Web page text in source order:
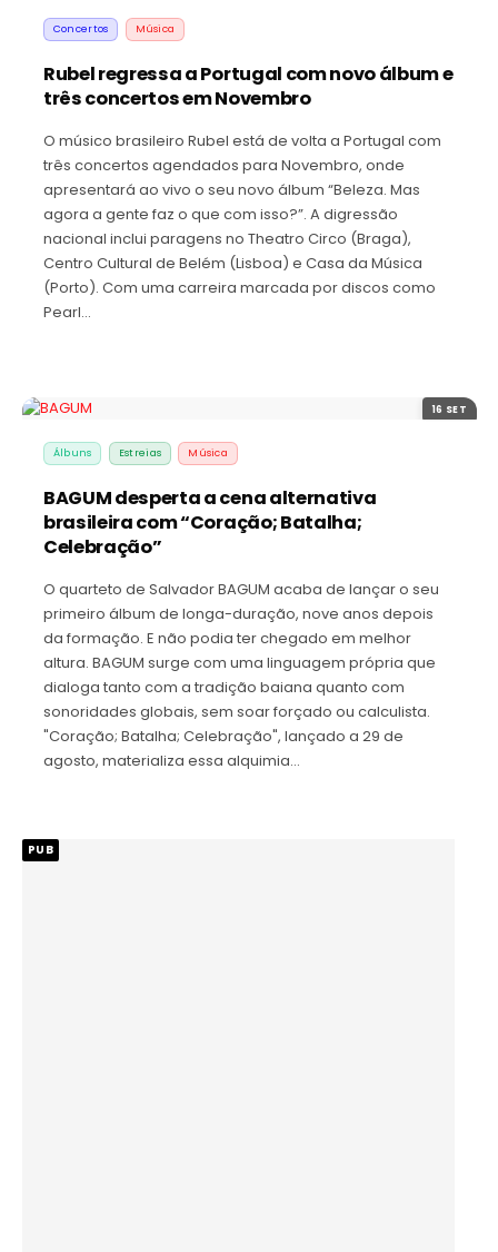
Concertos Música
Rubel regressa a Portugal com novo álbum e
três concertos em Novembro
O músico brasileiro Rubel está de volta a Portugal com
três concertos agendados para Novembro, onde
apresentará ao vivo o seu novo álbum “Beleza. Mas
agora a gente faz o que com isso?”. A digressão
nacional inclui paragens no Theatro Circo (Braga),
Centro Cultural de Belém (Lisboa) e Casa da Música
(Porto). Com uma carreira marcada por discos como
Pearl…
16 SET
Álbuns Estreias Música
BAGUM desperta a cena alternativa
brasileira com “Coração; Batalha;
Celebração”
O quarteto de Salvador BAGUM acaba de lançar o seu
primeiro álbum de longa-duração, nove anos depois
da formação. E não podia ter chegado em melhor
altura. BAGUM surge com uma linguagem própria que
dialoga tanto com a tradição baiana quanto com
sonoridades globais, sem soar forçado ou calculista.
"Coração; Batalha; Celebração", lançado a 29 de
agosto, materializa essa alquimia…
PUB